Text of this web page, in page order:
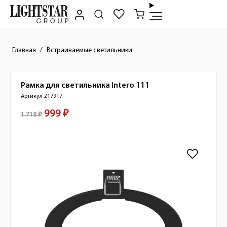
Главная Встраиваемые светильники
Краткое описание товара
Рамка для светильника Intero 111
Артикул 217917
Стоимость товара
1 718 ₽ 999 ₽